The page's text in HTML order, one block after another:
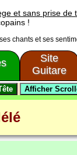
et sans prise de
!
chants et ses
Site
Guitare